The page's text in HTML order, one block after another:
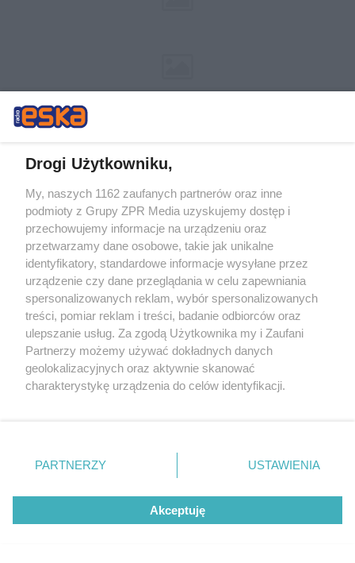
Żaden utwór zamieszczony w serwisie nie może być powielany i
rozpowszechniany lub dalej rozpowszechniany w jakikolwiek sposób (w
tym także elektroniczny lub mechaniczny) na jakimkolwiek polu
eksploatacji w jakiejkolwiek formie, włącznie z umieszczaniem w
Internecie bez pisemnej zgody właściciela praw. Jakiekolwiek użycie lub
wykorzystanie utworów w całości lub w części z naruszeniem prawa,
tzn. bez właściwej zgody, jest zabronione pod groźbą kary i może być
ścigane prawnie.
© 2026 Grupa ZPR Media
Drogi Użytkowniku,
My, naszych 1162 zaufanych partnerów oraz inne
podmioty z Grupy ZPR Media uzyskujemy dostęp i
przechowujemy informacje na urządzeniu oraz
przetwarzamy dane osobowe, takie jak unikalne
identyfikatory, standardowe informacje wysyłane przez
urządzenie czy dane przeglądania w celu zapewniania
spersonalizowanych reklam, wybór spersonalizowanych
treści, pomiar reklam i treści, badanie odbiorców oraz
ulepszanie usług. Za zgodą Użytkownika my i Zaufani
Partnerzy możemy używać dokładnych danych
geolokalizacyjnych oraz aktywnie skanować
charakterystykę urządzenia do celów identyfikacji.
zmienić/wycofać klikając przycisk ustawień prywatności
znajdujący się w lewym dolnym rogu strony
rodzaje przetwarzania danych nie wymagają zgody
użytkownika, ale masz prawo sprzeciwić się takiemu
przetwarzaniu. Preferencje będą miały zastosowanie tylko
PARTNERZY USTAWIENIA
Akceptuję